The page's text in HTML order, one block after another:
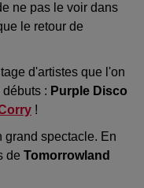
ne pas le voir dans
le retour de
d'artistes que l'on
: Purple Disco
!
grand spectacle. En
de Tomorrowland